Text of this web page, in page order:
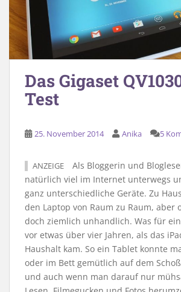
Das Gigaset
Test
25. November 2014 Anika 5
ANZEIGE
Als Bloggerin und
natürlich viel im Internet unterwegs
ganz unterschiedliche Geräte. Zu
den Laptop von Raum zu Raum, aber
doch ziemlich unhandlich. Was für
vor etwas über vier Jahren, als das
Haushalt kam. So ein Tablet konnte
oder im Bett gemütlich auf dem
und auch wenn man darauf nur